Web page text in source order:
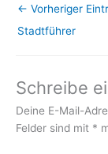
← Vorheriger
Stadtführer
Schreibe
Deine E-Mail-
Felder sind mit *